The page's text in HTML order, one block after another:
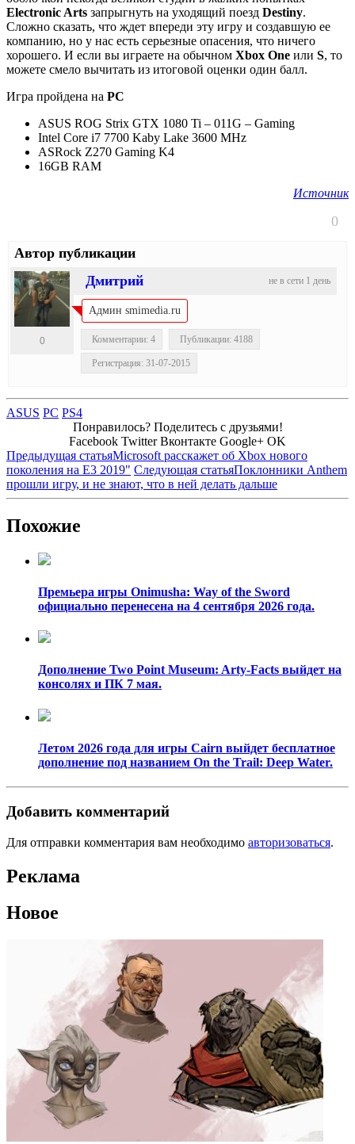
Electronic Arts запрыгнуть на уходящий поезд Destiny.
Сложно сказать, что ждет впереди эту игру и создавшую ее
компанию, но у нас есть серьезные опасения, что ничего
хорошего. И если вы играете на обычном Xbox One или S, то
можете смело вычитать из итоговой оценки один балл.
Игра пройдена на PC
ASUS ROG Strix GTX 1080 Ti – 011G – Gaming
Intel Core i7 7700 Kaby Lake 3600 MHz
ASRock Z270 Gaming K4
16GB RAM
Источник
0
Автор публикации
не в сети 1 день
Дмитрий
0
Админ smimedia.ru
Комментарии: 4 Публикации: 4188
Регистрация: 31-07-2015
ASUS PC PS4
Понравилось? Поделитесь с друзьями!
Facebook Twitter Вконтакте Google+ OK
Предыдущая статьяMicrosoft расскажет об Xbox нового
поколения на E3 2019" Следующая статьяПоклонники Anthem
прошли игру, и не знают, что в ней делать дальше
Похожие
Премьера игры Onimusha: Way of the Sword
официально перенесена на 4 сентября 2026 года.
Дополнение Two Point Museum: Arty-Facts выйдет на
консолях и ПК 7 мая.
Летом 2026 года для игры Cairn выйдет бесплатное
дополнение под названием On the Trail: Deep Water.
Добавить комментарий
Для отправки комментария вам необходимо авторизоваться.
Реклама
Новое